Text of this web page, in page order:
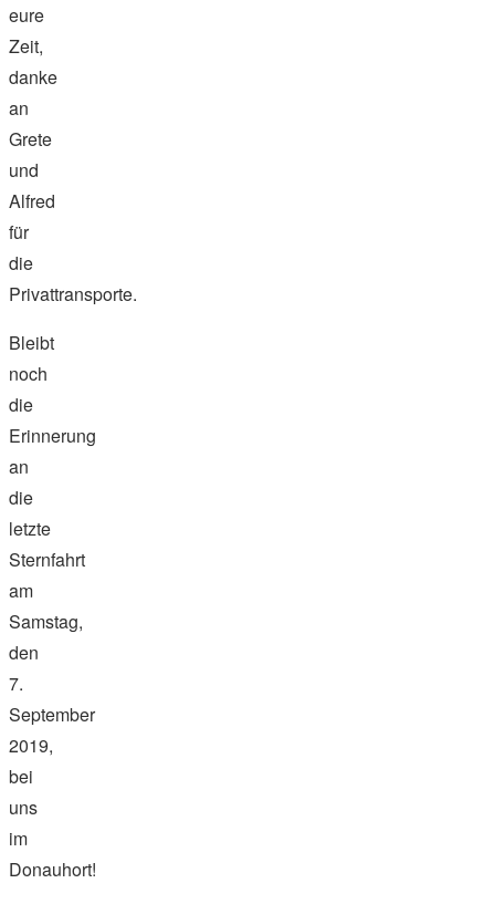
eure
Zeit,
danke
an
Grete
und
Alfred
für
die
Privattransporte.
Bleibt
noch
die
Erinnerung
an
die
letzte
Sternfahrt
am
Samstag,
den
7.
September
2019,
bei
uns
im
Donauhort!